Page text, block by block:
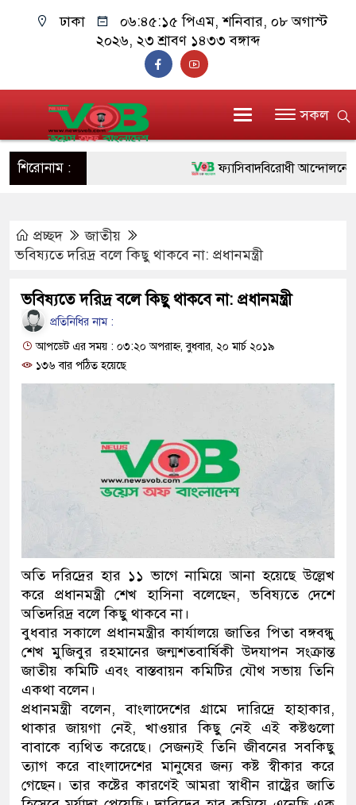
ঢাকা ০৬:৪৫:১৬ পিএম, শনিবার, ০৮ অগাস্ট
২০২৬, ২৩ শ্রাবণ ১৪৩৩ বঙ্গাব্দ
সকল
শিরোনাম : ফ্যাসিবাদবিরোধী আন্দোলনে
উদ্ধার
মাদক কারবারি গ্রেফতার
২৮ লাখ টাকার জাল নোটসহ
থানা পুলিশ
যেকোনো সময় বেনজীরের
নেতৃত্ব ও গণতন্ত্রের মূর্তমান প্রতীক
যে ভাবে ডেভিড ইমনের কাছে
‘আজহার খান’
অবৈধ বিদেশি পিস্তল, ম্যাগাজিন
জড়িত কিশোর গ্যাংয়ের চার শিশু আটক
ডাকাতির প্রস্তুতিকালে দুইজনকে
থানা পুলিশ
প্রচ্ছদ
জাতীয়
ভবিষ্যতে দরিদ্র বলে কিছু থাকবে না: প্রধানমন্ত্রী
ভবিষ্যতে দরিদ্র বলে কিছু থাকবে না: প্রধানমন্ত্রী
প্রতিনিধির নাম :
আপডেট এর সময় : ০৩:২০ অপরাহ্ন, বুধবার, ২০ মার্চ ২০১৯
১৩৬ বার পঠিত হয়েছে
অতি দরিদ্রের হার ১১ ভাগে নামিয়ে আনা হয়েছে উল্লেখ
করে প্রধানমন্ত্রী শেখ হাসিনা বলেছেন, ভবিষ্যতে দেশে
অতিদরিদ্র বলে কিছু থাকবে না।
বুধবার সকালে প্রধানমন্ত্রীর কার্যালয়ে জাতির পিতা বঙ্গবন্ধু
শেখ মুজিবুর রহমানের জন্মশতবার্ষিকী উদযাপন সংক্রান্ত
জাতীয় কমিটি এবং বাস্তবায়ন কমিটির যৌথ সভায় তিনি
একথা বলেন।
প্রধানমন্ত্রী বলেন, বাংলাদেশের গ্রামে দারিদ্রে হাহাকার,
থাকার জায়গা নেই, খাওয়ার কিছু নেই এই কষ্টগুলো
বাবাকে ব্যথিত করেছে। সেজন্যই তিনি জীবনের সবকিছু
ত্যাগ করে বাংলাদেশের মানুষের জন্য কষ্ট স্বীকার করে
গেছেন। তার কষ্টের কারণেই আমরা স্বাধীন রাষ্ট্রের জাতি